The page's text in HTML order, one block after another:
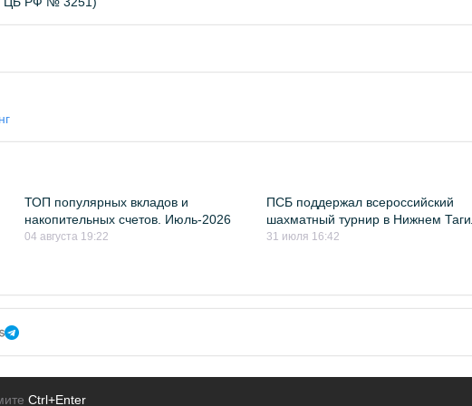
ТОП популярных вкладов и
накопительных счетов. Июль-2026
04 августа 19:22
ПСБ поддержал всероссийский
шахматный турнир в Нижнем
31 июля 16:42
Ctrl+Enter